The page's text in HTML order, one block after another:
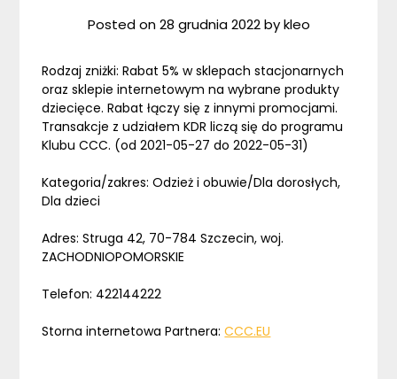
Posted on28 grudnia 2022bykleo
Rodzaj zniżki: Rabat 5% w sklepach stacjonarnych
oraz sklepie internetowym na wybrane produkty
dziecięce. Rabat łączy się z innymi promocjami.
Transakcje z udziałem KDR liczą się do programu
Klubu CCC. (od 2021-05-27 do 2022-05-31)
Kategoria/zakres: Odzież i obuwie/Dla dorosłych,
Dla dzieci
Adres: Struga 42, 70-784 Szczecin, woj.
ZACHODNIOPOMORSKIE
Telefon: 422144222
Storna internetowa Partnera:CCC.EU